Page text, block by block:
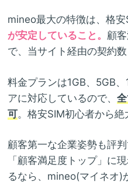
mineo最大の特徴は、格
が安定していること。 顧
で、当サイト経由の契約数
料金プランは1GB、5GB
アに対応しているので、
可。格安SIM初心者から絶
顧客第一な企業姿勢も評
「顧客満足度トップ」に
るなら、mineo(マイネオ)